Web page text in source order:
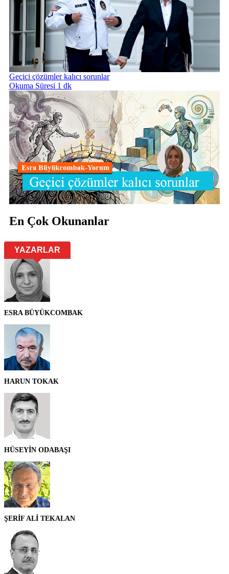
Geçici çözümler kalıcı sorunlar
Okuma Süresi 1 dk
En Çok Okunanlar
YAZARLAR
ESRA BÜYÜKCOMBAK
HARUN TOKAK
HÜSEYİN ODABAŞI
ŞERİF ALİ TEKALAN